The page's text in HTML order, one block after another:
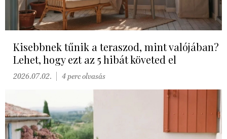
Kisebbnek tűnik a teraszod, mint valójában?
Lehet, hogy ezt az 5 hibát követed el
2026.07.02. 4 perc olvasás